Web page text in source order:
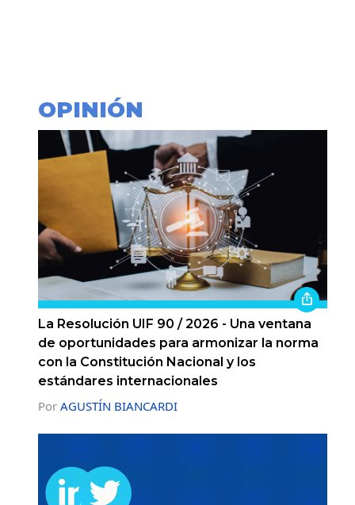
OPINIÓN
La Resolución UIF 90 / 2026 - Una ventana
de oportunidades para armonizar la norma
con la Constitución Nacional y los
estándares internacionales
Por AGUSTÍN BIANCARDI